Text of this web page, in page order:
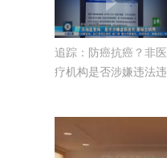
追踪：防癌抗癌？非医
疗机构是否涉嫌违法违